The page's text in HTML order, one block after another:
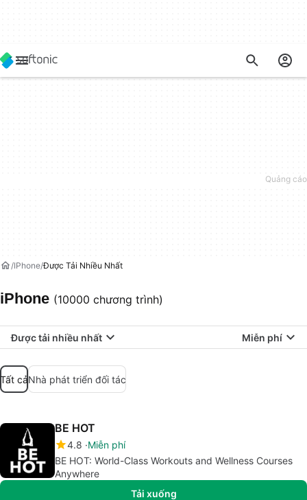
IPhone Được Tải Nhiều Nhất
iPhone (10000 chương trình)
Được tải nhiều nhất Miễn phí
Tất cảNhà phát triển đối tác
BE HOT
4.8 Miễn phí
BE HOT: World-Class Workouts and Wellness Courses
Anywhere
Tải xuống